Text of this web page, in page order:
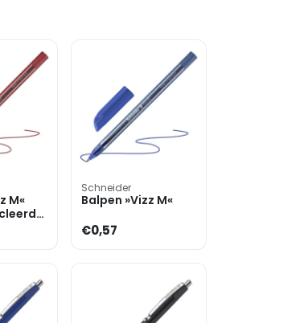
M«
Schneider
Balpen »Vizz M«
€0,57